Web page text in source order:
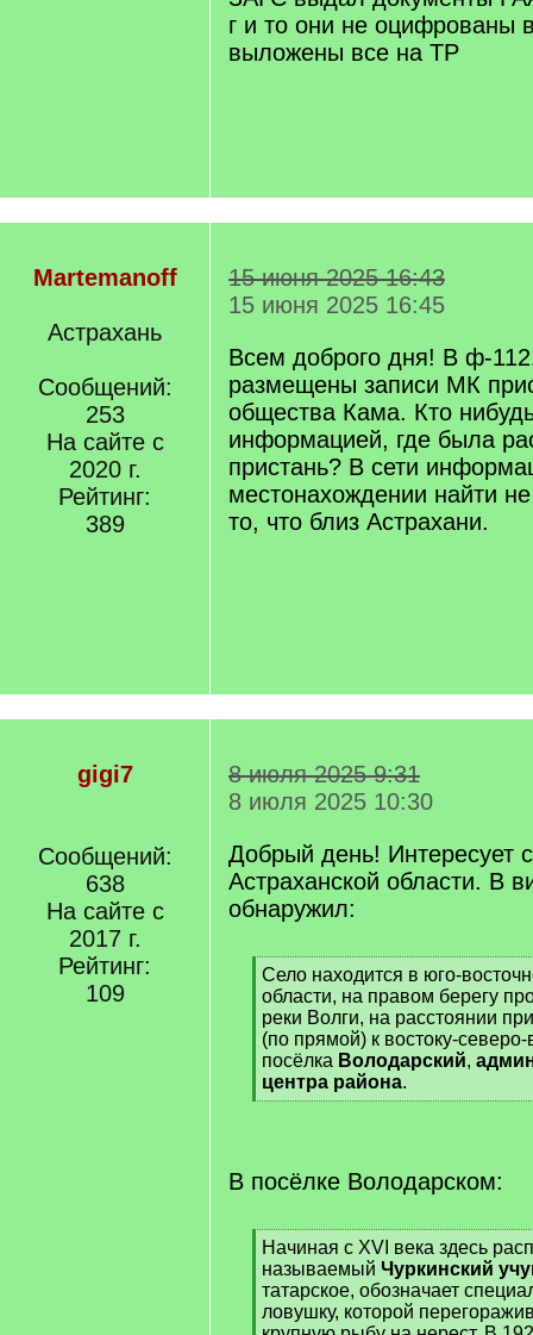
г и то они не оцифрованы
выложены все на ТР
Martemanoff
Астрахань
Сообщений:
253
На сайте с
2020 г.
Рейтинг:
389
15 июня 2025 16:43
15 июня 2025 16:45
Всем доброго дня! В ф-
размещены записи МК
общества Кама. Кто
информацией, где была
пристань? В сети
местонахождении найти
то, что близ Астрахани.
gigi7
Сообщений:
638
На сайте с
2017 г.
Рейтинг:
109
8 июля 2025 9:31
8 июля 2025 10:30
Добрый день! Интересует
Астраханской области. В
обнаружил:
[
q
]
Село находится в юго-
области, на правом берегу
реки Волги, на расстоянии
(по прямой) к востоку-северо-
посёлка Володарский,
центра района.
[
В посёлке Володарском:
[
q
]
Начиная с XVI века здесь
называемый Чуркинский
татарское, обозначает
ловушку, которой